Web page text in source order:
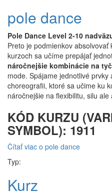
pole dance
Pole Dance Level 2-10
Preto je podmienkov
kurzoch sa učíme prepájať
náročnejšie kombinácie na
mode. Spájame jednotlivé
choreografii, ktoré sa učime ku
náročnejšie na flexibilitu, silu ale
KÓD KURZU
SYMBOL): 1911
Čítať viac o pole dance
Typ:
Kurz